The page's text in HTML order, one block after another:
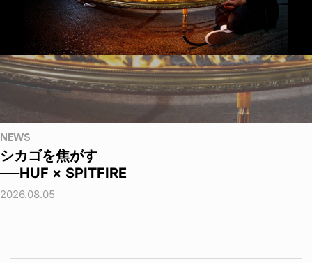
NEWS
シカゴを焦がす
──HUF × SPITFIRE
2026.08.05